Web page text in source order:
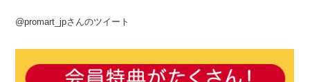
@promart_jpさんのツイート